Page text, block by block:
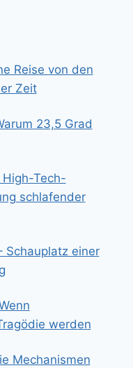
Reise von den
Zeit
23,5 Grad
Tech-
schlafender
Schauplatz einer
werden
Mechanismen